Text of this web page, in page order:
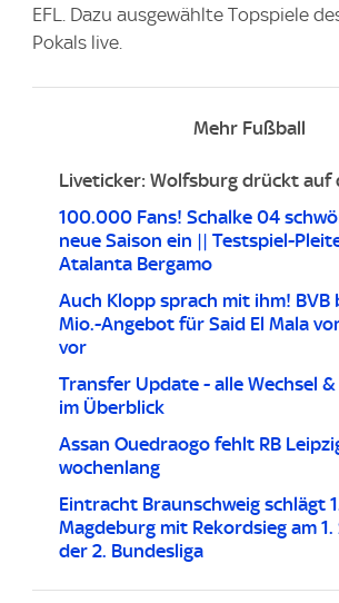
EFL. Dazu ausgewählte Topspiele
Pokals live.
Mehr Fußball
Liveticker: Wolfsburg drückt auf
100.000 Fans! Schalke 04
neue Saison ein || Testspiel-
Atalanta Bergamo
Auch Klopp sprach mit ihm!
Mio.-Angebot für Said El Mala
vor
Transfer Update - alle Wechsel
im Überblick
Assan Ouedraogo fehlt RB
wochenlang
Eintracht Braunschweig schlägt
Magdeburg mit Rekordsieg am
der 2. Bundesliga